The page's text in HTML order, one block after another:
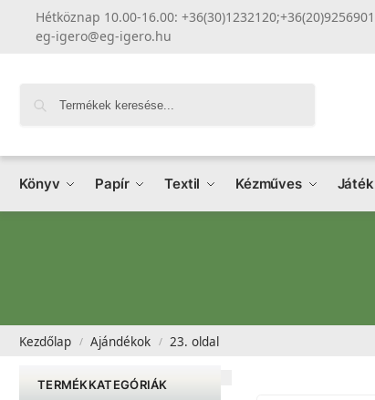
Hétköznap 10.00-16.00: +36(30)1232120;+36(20)9256901
eg-igero@eg-igero.hu
Könyv Papír Textil Kézműves Játék
Kezdőlap / Ajándékok / 23. oldal
TERMÉKKATEGÓRIÁK